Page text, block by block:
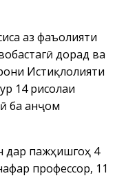
аз фаъолияти
дорад ва
Истиқлолияти
14 рисолаи
ба анҷом
пажӯҳишгоҳ 4
профессор, 11